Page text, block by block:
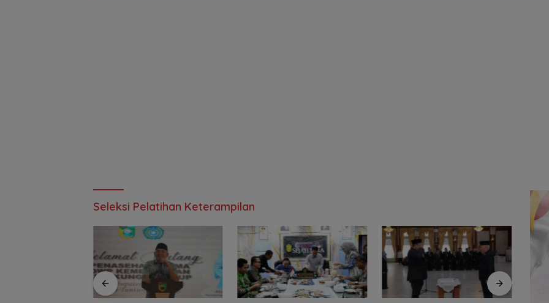
Seleksi Pelatihan Keterampilan